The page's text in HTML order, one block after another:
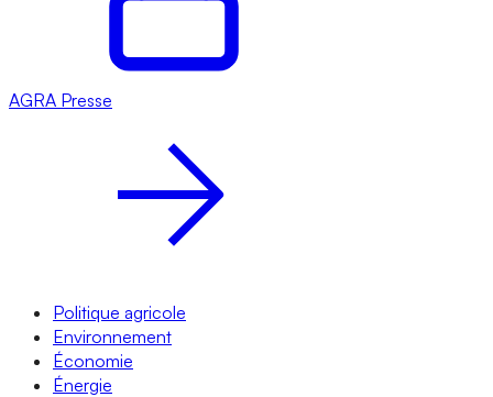
AGRA Presse
Politique agricole
Environnement
Économie
Énergie